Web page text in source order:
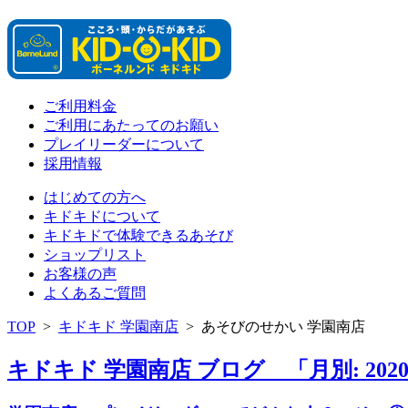
ご利用料金
ご利用にあたってのお願い
プレイリーダーについて
採用情報
はじめての方へ
キドキドについて
キドキドで体験できるあそび
ショップリスト
お客様の声
よくあるご質問
TOP > キドキド 学園南店 > あそびのせかい 学園南店
キドキド 学園南店 ブログ 「月別: 2020